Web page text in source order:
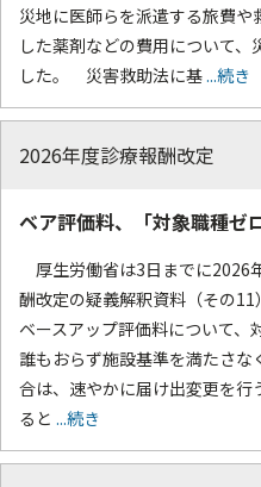
災地に医師らを派遣する旅費
した薬剤などの費用について
した。 災害救助法に基...続き
2026年度診療報酬改定
ベア評価料、「対象職種ゼ
厚生労働省は3日までに2026
酬改定の疑義解釈資料（その11
ベースアップ評価料について、
誰もおらず施設基準を満たさな
合は、速やかに届け出変更を行
ると ...続き